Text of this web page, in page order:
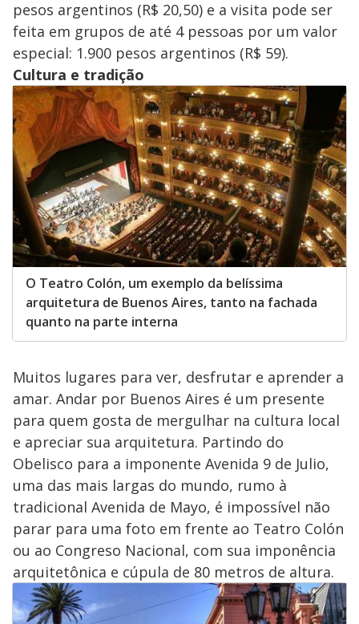
pesos argentinos (R$ 20,50) e a visita pode ser
feita em grupos de até 4 pessoas por um valor
especial: 1.900 pesos argentinos (R$ 59).
Cultura e tradição
O Teatro Colón, um exemplo da belíssima
arquitetura de Buenos Aires, tanto na fachada
quanto na parte interna
Muitos lugares para ver, desfrutar e aprender a
amar. Andar por Buenos Aires é um presente
para quem gosta de mergulhar na cultura local
e apreciar sua arquitetura. Partindo do
Obelisco para a imponente Avenida 9 de Julio,
uma das mais largas do mundo, rumo à
tradicional Avenida de Mayo, é impossível não
parar para uma foto em frente ao Teatro Colón
ou ao Congreso Nacional, com sua imponência
arquitetônica e cúpula de 80 metros de altura.